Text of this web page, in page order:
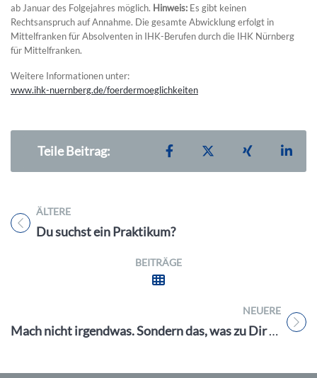
ab Januar des Folgejahres möglich. Hinweis: Es gibt keinen
Rechtsanspruch auf Annahme. Die gesamte Abwicklung erfolgt in
Mittelfranken für Absolventen in IHK-Berufen durch die IHK Nürnberg
für Mittelfranken.
Weitere Informationen unter:
www.ihk-nuernberg.de/foerdermoeglichkeiten
Teile Beitrag: Teilen auf Facebook
Teilen auf XTeilen auf
ÄLTERE
Titel für Beitrag
Du suchst ein Praktikum?
BEITRÄGE
NEUERE
Titel für Beitrag
Mach nicht irgendwas. Sondern das, was zu Dir passt.